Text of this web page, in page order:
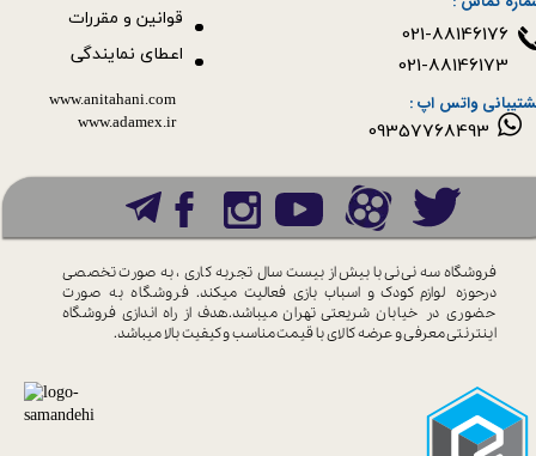
قوانین و مقررات
09357768493
اعطای نمایندگی
www.anitahani.com
www.ada​​​​​​​mex.ir
فروشگاه سه نی نی با بیش از بیست سال تجربه کاری ، به صورت تخصصی
درحوزه لوازم کودک و اسباب بازی فعالیت میکند. فروشگاه به صورت
حضوری در خیابان شریعتی تهران میباشد.هدف از راه اندازی فروشگاه
اینترنتی معرفی و عرضه کالای باقیمت مناسب و کیفیت بالا میباشد.
واتس اپ :